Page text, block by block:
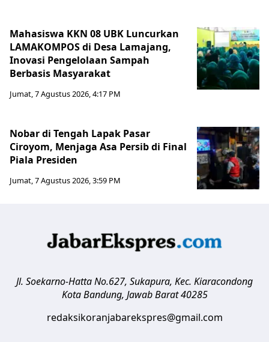
Mahasiswa KKN 08 UBK Luncurkan
LAMAKOMPOS di Desa Lamajang,
Inovasi Pengelolaan Sampah
Berbasis Masyarakat
Jumat, 7 Agustus 2026, 4:17 PM
Nobar di Tengah Lapak Pasar
Ciroyom, Menjaga Asa Persib di Final
Piala Presiden
Jumat, 7 Agustus 2026, 3:59 PM
Jl. Soekarno-Hatta No.627, Sukapura, Kec. Kiaracondong
Kota Bandung, Jawab Barat 40285
redaksikoranjabarekspres@gmail.com